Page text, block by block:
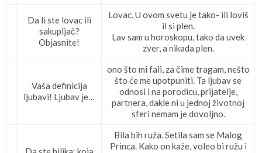
Da li ste lovac ili
sakupljač?
Objasnite!
Lovac. U ovom svetu je tako- ili loviš
il si plen.
Lav sam u horoskopu, tako da uvek
zver, a nikada plen.
Vaša definicija
ljubavi! Ljubav je…
ono što mi fali, za čime tragam, nešto
što će me upotpuniti. Ta ljubav se
odnosi i na porodicu, prijatelje,
partnera, dakle ni u jednoj životnoj
sferi nemam je dovoljno.
Bila bih ruža. Setila sam se Malog
Princa. Kako on kaže, voleo bi ružu i